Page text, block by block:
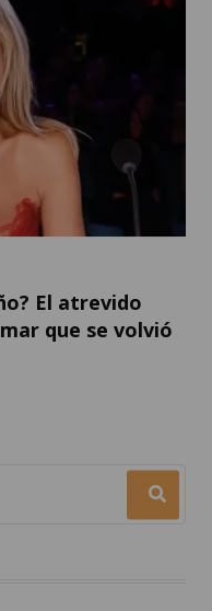
El atrevido
que se volvió